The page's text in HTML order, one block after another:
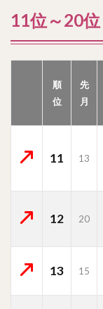
11位～20位
順
位
先
月
11 13
12
20
13 15